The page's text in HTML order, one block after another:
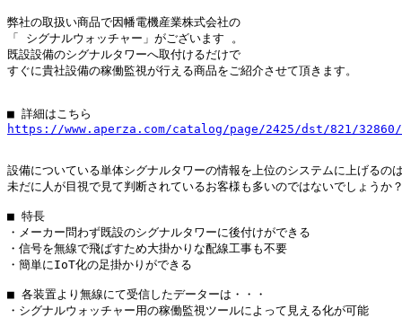
弊社の取扱い商品で因幡電機産業株式会社の
「 シグナルウォッチャー」がございます 。
既設設備のシグナルタワーへ取付けるだけで
すぐに貴社設備の稼働監視が行える商品をご紹介させて頂きます。
https://www.aperza.com/catalog/page/2425/dst/821/32860/
設備についている単体シグナルタワーの情報を上位のシステムに上げるの
未だに人が目視で見て判断されているお客様も多いのではないでしょうか
■ 特長
・メーカー問わず既設のシグナルタワーに後付けができる
・信号を無線で飛ばすため大掛かりな配線工事も不要
・簡単にIoT化の足掛かりができる
■ 各装置より無線にて受信したデーターは・・・
・シグナルウォッチャー用の稼働監視ツールによって見える化が可能